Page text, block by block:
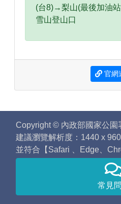
(台8)→梨山(最後加油
雪山登山口
官網
Copyright © 內政部國家公園
建議瀏覽解析度：1440 x
並符合【Safari 、Edge、
常見